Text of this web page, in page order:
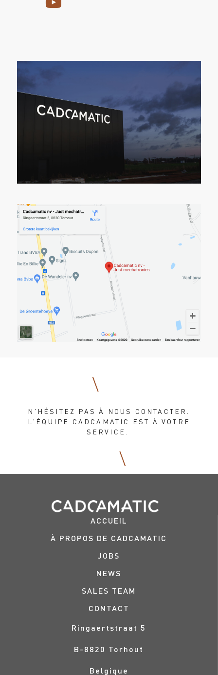
N'HÉSITEZ PAS À NOUS CONTACTER.
L'ÉQUIPE CADCAMATIC EST À VOTRE
SERVICE.
ACCUEIL
À PROPOS DE CADCAMATIC
JOBS
NEWS
SALES TEAM
CONTACT
Ringaertstraat 5
B-8820 Torhout
Belgique